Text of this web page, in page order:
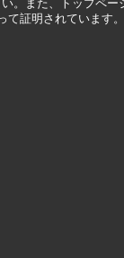
。また、トップペ
て証明されています。